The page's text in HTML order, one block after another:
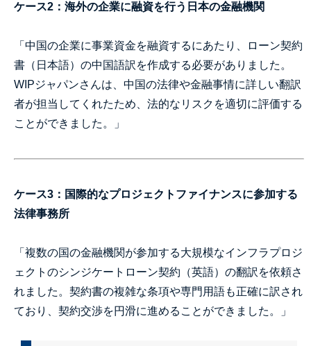
ケース2：海外の企業に融資を行う日本の金融機関
「中国の企業に事業資金を融資するにあたり、ローン契約
書（日本語）の中国語訳を作成する必要がありました。
WIPジャパンさんは、中国の法律や金融事情に詳しい翻訳
者が担当してくれたため、法的なリスクを適切に評価する
ことができました。」
ケース3：国際的なプロジェクトファイナンスに参加する
法律事務所
「複数の国の金融機関が参加する大規模なインフラプロジ
ェクトのシンジケートローン契約（英語）の翻訳を依頼さ
れました。契約書の複雑な条項や専門用語も正確に訳され
ており、契約交渉を円滑に進めることができました。」